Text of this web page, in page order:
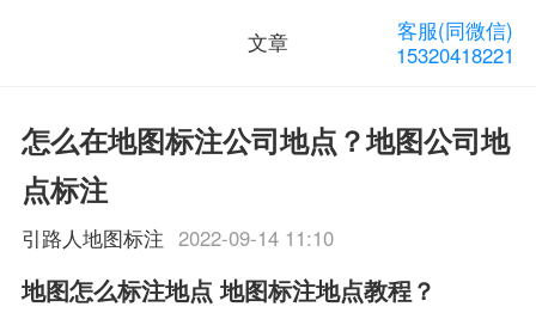
文章
客服(同微信)
15320418221
怎么在地图标注公司地点？地图公司地
点标注
引路人地图标注 2022-09-14 11:10
地图怎么标注地点 地图标注地点教程？